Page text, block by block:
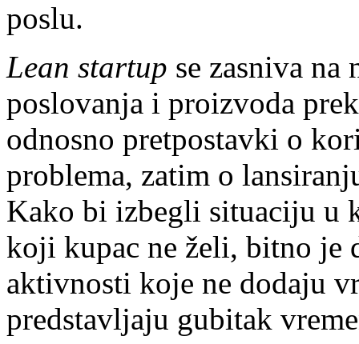
poslu.
Lean startup se zasniva na
poslovanja i proizvoda
odnosno pretpostavki o
problema, zatim o
Kako bi izbegli situaciju u
koji kupac ne želi, bitno je
aktivnosti koje ne dodaju
predstavljaju gubitak